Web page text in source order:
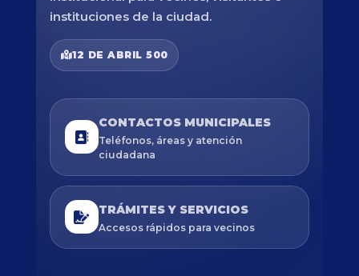
instituciones de la ciudad.
12 DE ABRIL 500
CONTACTOS MUNICIPALES
Teléfonos, áreas y atención
ciudadana
TRÁMITES Y SERVICIOS
Accesos rápidos para vecinos